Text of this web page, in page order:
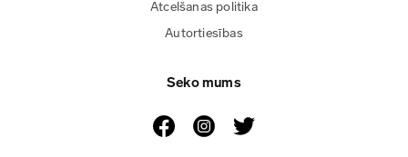
Atcelšanas politika
Autortiesības
Seko mums